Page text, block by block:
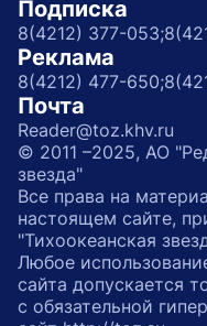
Подписка
8(4212) 377-053;
Реклама
8(4212) 477-650;
Почта
Reader@toz.khv.ru
© 2011 –2025, АО
звезда"
Все права на
настоящем сайте,
"Тихоокеанская
Любое
сайта допускается
с обязательной